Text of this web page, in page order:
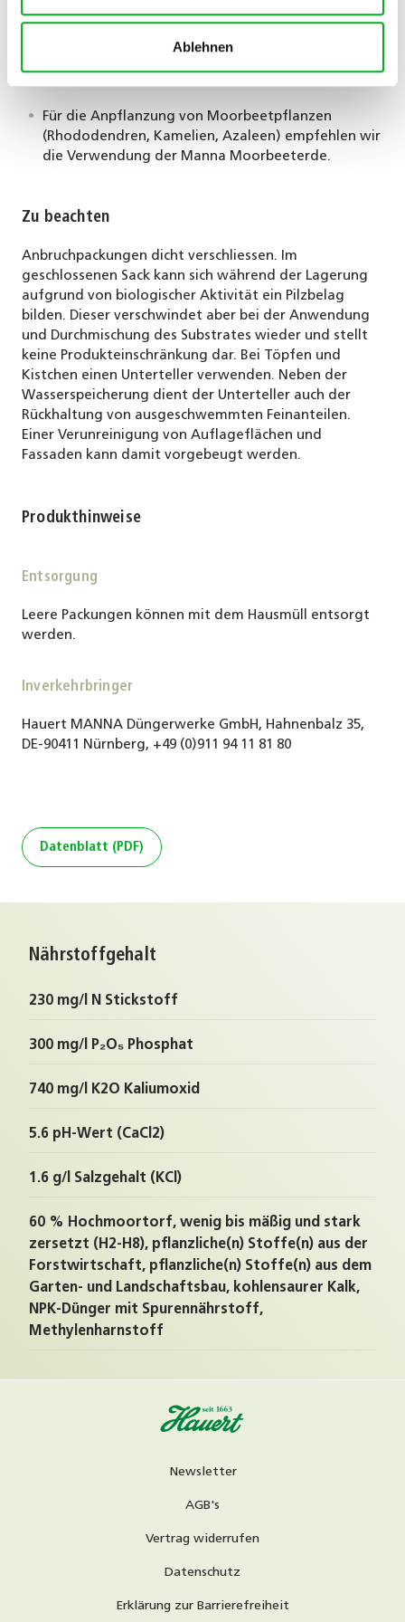
Ablehnen
garantieren, empfehlen wir Ihnen bei der Pflanzung
2 g/l Manna Blumenlangzeitdünger beizumischen.
Für die Anpflanzung von Moorbeetpflanzen
(Rhododendren, Kamelien, Azaleen) empfehlen wir
die Verwendung der Manna Moorbeeterde.
Zu beachten
Anbruchpackungen dicht verschliessen. Im
geschlossenen Sack kann sich während der Lagerung
aufgrund von biologischer Aktivität ein Pilzbelag
bilden. Dieser verschwindet aber bei der Anwendung
und Durchmischung des Substrates wieder und stellt
keine Produkteinschränkung dar. Bei Töpfen und
Kistchen einen Unterteller verwenden. Neben der
Wasserspeicherung dient der Unterteller auch der
Rückhaltung von ausgeschwemmten Feinanteilen.
Einer Verunreinigung von Auflageflächen und
Fassaden kann damit vorgebeugt werden.
Produkthinweise
Entsorgung
Leere Packungen können mit dem Hausmüll entsorgt
werden.
Inverkehrbringer
Hauert MANNA Düngerwerke GmbH, Hahnenbalz 35,
DE-90411 Nürnberg, +49 (0)911 94 11 81 80
Datenblatt (PDF)
Nährstoffgehalt
230 mg/l N Stickstoff
300 mg/l P₂O₅ Phosphat
740 mg/l K2O Kaliumoxid
5.6 pH-Wert (CaCl2)
1.6 g/l Salzgehalt (KCl)
60 % Hochmoortorf, wenig bis mäßig und stark
zersetzt (H2-H8), pflanzliche(n) Stoffe(n) aus der
Forstwirtschaft, pflanzliche(n) Stoffe(n) aus dem
Garten- und Landschaftsbau, kohlensaurer Kalk,
NPK-Dünger mit Spurennährstoff,
Methylenharnstoff
Newsletter
AGB's
Vertrag widerrufen
Datenschutz
Erklärung zur Barrierefreiheit